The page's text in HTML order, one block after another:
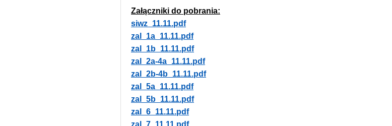
Załączniki do pobrania:
siwz_11.11.pdf
zal_1a_11.11.pdf
zal_1b_11.11.pdf
zal_2a-4a_11.11.pdf
zal_2b-4b_11.11.pdf
zal_5a_11.11.pdf
zal_5b_11.11.pdf
zal_6_11.11.pdf